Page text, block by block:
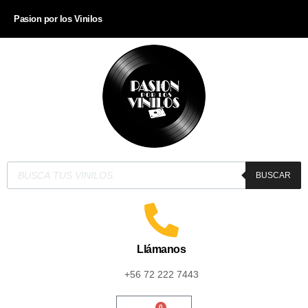
Pasion por los Vinilos
BUSCAR
Llámanos
+56 72 222 7443